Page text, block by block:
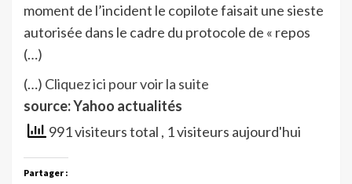
moment de l’incident le copilote faisait une sieste
autorisée dans le cadre du protocole de « repos
(…)
(…) Cliquez ici pour voir la suite
source: Yahoo actualités
991 visiteurs total , 1 visiteurs aujourd'hui
Partager :